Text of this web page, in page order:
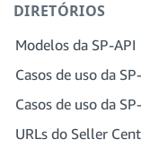
Etapa 6:
produção
Etapa 8: chamar
Etapa 9: testar
Etapa 5:
conta
Etapa 7:
Etapa 8: liste seu
DIRETÓRIOS
Modelos da SP-API
Casos de uso da
Casos de uso da
URLs do Seller